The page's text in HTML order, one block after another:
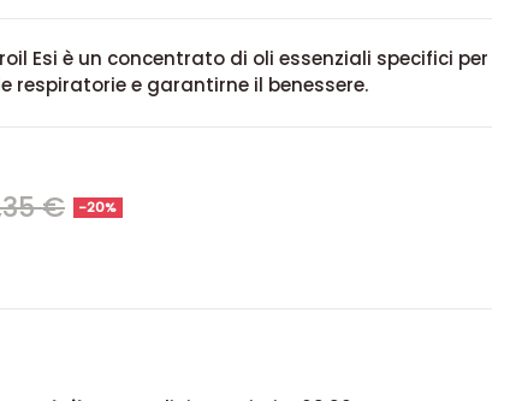
Esi è un concentrato di oli essenziali specifici per
respiratorie e garantirne il benessere.
€ -20%